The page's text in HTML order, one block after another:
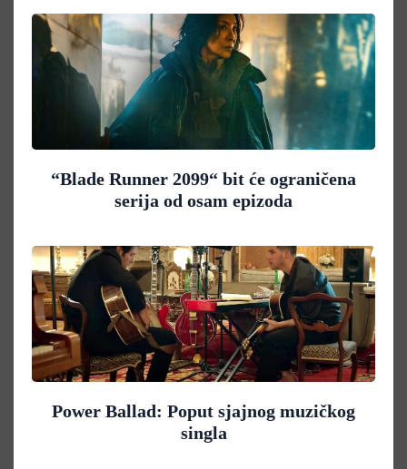
“Blade Runner 2099“ bit će ograničena
serija od osam epizoda
Power Ballad: Poput sjajnog muzičkog
singla